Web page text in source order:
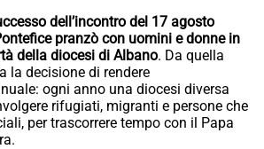
dell’incontro del 17 agosto
pranzò con uomini e donne in
della diocesi di Albano. Da quella
la decisione di rendere
ogni anno una diocesi diversa
rifugiati, migranti e persone che
per trascorrere tempo con il Papa